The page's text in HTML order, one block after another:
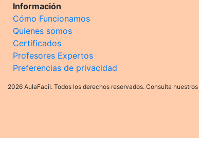
Información
Cómo Funcionamos
Quienes somos
Certificados
Profesores Expertos
Preferencias de privacidad
2026 AulaFacil. Todos los derechos reservados. Consulta nuestros